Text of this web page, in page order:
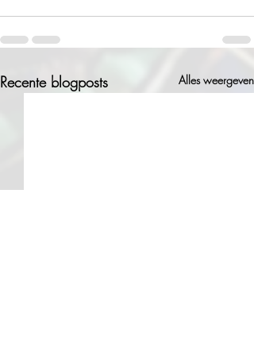
Recente blogposts Alles weergeven